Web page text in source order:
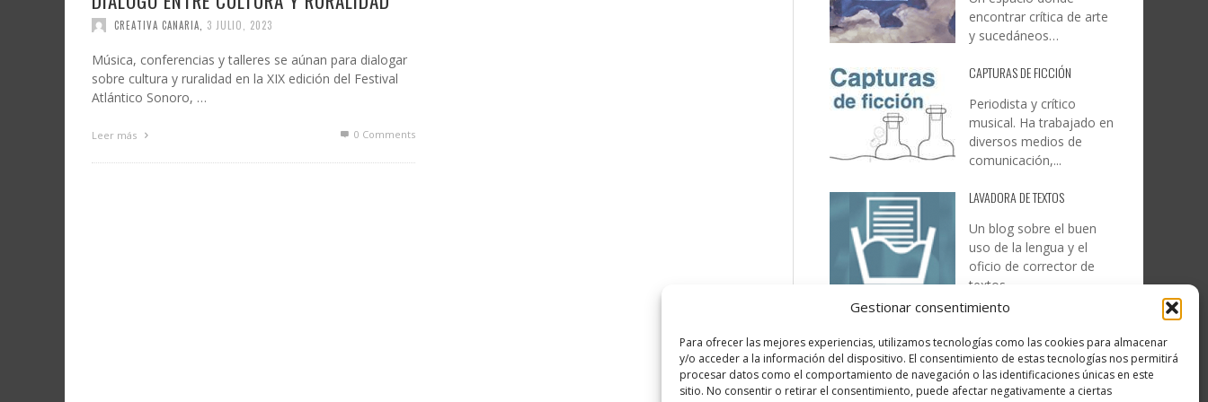
Gestionar consentimiento
Para ofrecer las mejores experiencias, utilizamos tecnologías como las cookies para almacenar
y/o acceder a la información del dispositivo. El consentimiento de estas tecnologías nos permitirá
procesar datos como el comportamiento de navegación o las identificaciones únicas en este
sitio. No consentir o retirar el consentimiento, puede afectar negativamente a ciertas
CREATIVA CANARIA 3 JULIO, 2023
Música, conferencias y talleres se aúnan para dialogar
sobre cultura y ruralidad en la XIX edición del Festival
Atlántico Sonoro, …
Leer más 0 Comments
encontrar crítica de arte
y sucedáneos…
CAPTURAS DE FICCIÓN
Periodista y crítico
musical. Ha trabajado en
diversos medios de
comunicación,...
LAVADORA DE TEXTOS
Un blog sobre el buen
uso de la lengua y el
oficio de corrector de
textos…
…la realidad, es que cada
día es más complicado
realizar esos temas…